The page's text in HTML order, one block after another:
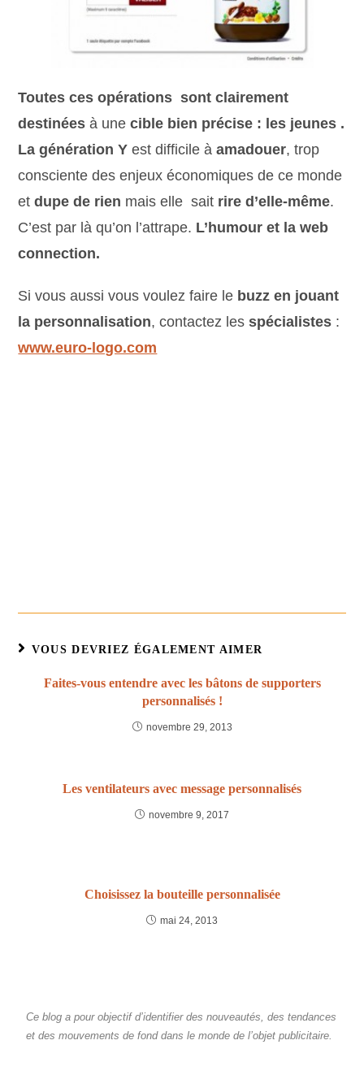
Toutes ces opérations sont clairement
destinéesà une cible bien précise : les jeunes .
La génération Yest difficile àamadouer, trop
consciente des enjeux économiques de ce monde
etdupe de rien mais elle sait rire d’elle-même.
C’est par là qu’on l’attrape. L’humour et la web
connection.
Si vous aussi vous voulez faire le buzz en jouant
la personnalisation, contactez les spécialistes :
www.euro-logo.com
VOUS DEVRIEZ ÉGALEMENT AIMER
Faites-vous entendre avec les bâtons de supporters
personnalisés !
novembre 29, 2013
Les ventilateurs avec message personnalisés
novembre 9, 2017
Choisissez la bouteille personnalisée
mai 24, 2013
Ce blog a pour objectif d’identifier des nouveautés, des tendances
et des mouvements de fond dans le monde de l’objet publicitaire.